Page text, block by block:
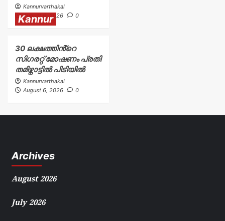
Kannurvarthakal
August 6, 2026
0
Kannur
30 ലക്ഷത്തിൻ്റെ
സിഗരറ്റ് മോഷണം പ്രതി
തമിഴ്നാട്ടിൽ പിടിയിൽ
Kannurvarthakal
August 6, 2026
0
Archives
August 2026
July 2026